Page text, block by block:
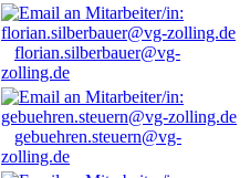
florian.silberbauer@vg-
zolling.de
gebuehren.steuern@vg-
zolling.de